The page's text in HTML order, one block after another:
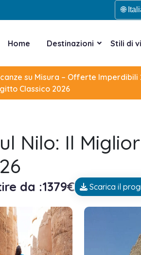
🌐
Home Destinazioni Stili di
su Misura – Offerte Imperdibili
Classico 2026
Nilo: Il
da :1379€ Scarica il